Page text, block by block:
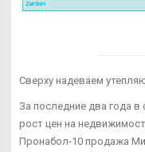
Сверху надеваем
За последние два года
рост цен на
Пронабол-10 продажа